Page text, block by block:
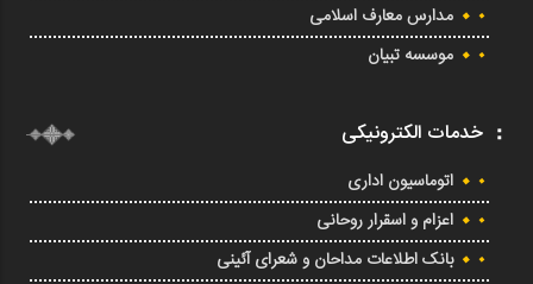
مدارس معارف اسلامی
موسسه تبیان
خدمات الکترونیکی
اتوماسیون اداری
اعزام و اسقرار روحانی
بانک اطلاعات مداحان و شعرای آئینی